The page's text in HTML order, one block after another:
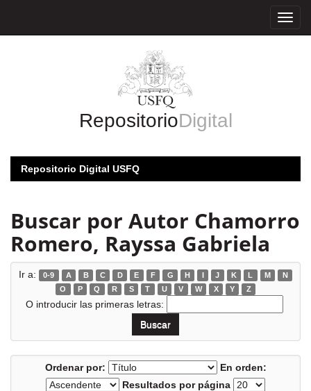
RepositorioDigital
Repositorio Digital USFQ
Buscar por Autor Chamorro
Romero, Rayssa Gabriela
Ir a: 0-9 A B C D E F G H I J K L M
N
O
P Q R S T U V W X Y Z
O introducir las primeras letras:
Ordenar por:
En orden:
Resultados por página